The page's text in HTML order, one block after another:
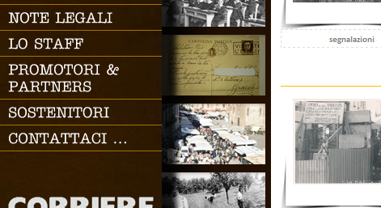
Proprietario
Autore
Collezionista
Tags
Descrizione